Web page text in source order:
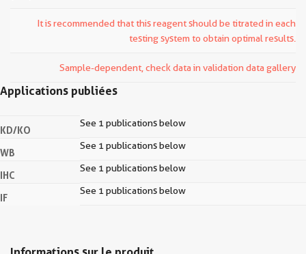
It is recommended that this reagent should be titrated in each
testing system to obtain optimal results.
Sample-dependent, check data in validation data gallery
Applications publiées
KD/KO
See 1 publications below
WB
See 1 publications below
IHC
See 1 publications below
IF
See 1 publications below